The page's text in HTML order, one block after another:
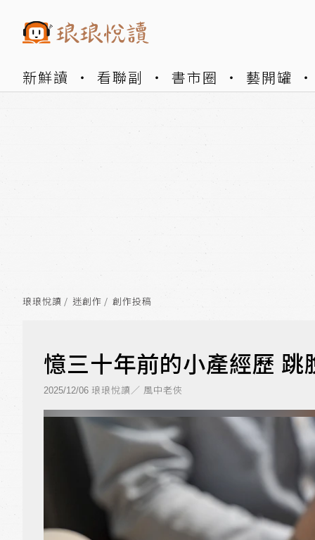
新鮮讀 看聯副 書市圈 藝開罐
琅琅悅讀 迷創作 創作投稿
憶三十年前的小產經歷
2025/12/06 琅琅悅讀／ 風中老俠